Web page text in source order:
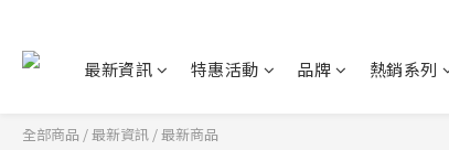
最新資訊 特惠活動 品牌 熱銷系列
全部商品 /最新資訊 /最新商品